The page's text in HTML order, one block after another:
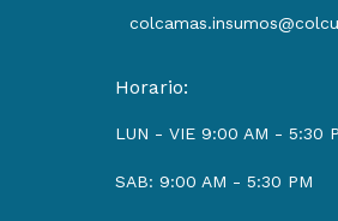
Horario:
LUN - VIE 9:00 AM - 5:30
SAB: 9:00 AM - 5:30 PM